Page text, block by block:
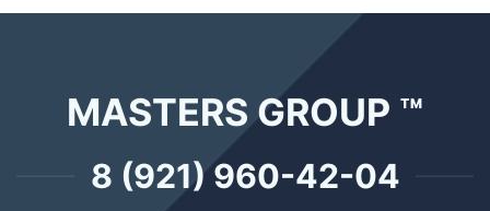
MASTERS GROUP ™
8 (921) 960-42-04